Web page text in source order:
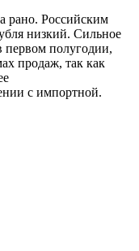
рано. Российским
низкий. Сильное
первом полугодии,
продаж, так как
с импортной.